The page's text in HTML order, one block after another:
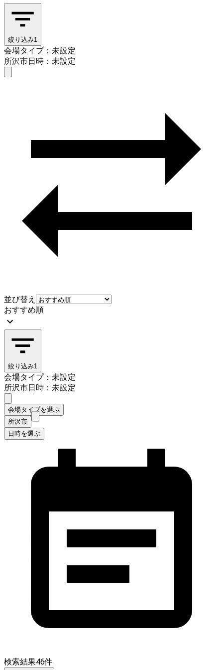
絞り込み1
会場タイプ：未設定
所沢市日時：未設定
並び替え
おすすめ順
絞り込み1
会場タイプ：未設定
所沢市日時：未設定
会場タイプを選ぶ
所沢市
日時を選ぶ
検索結果46件